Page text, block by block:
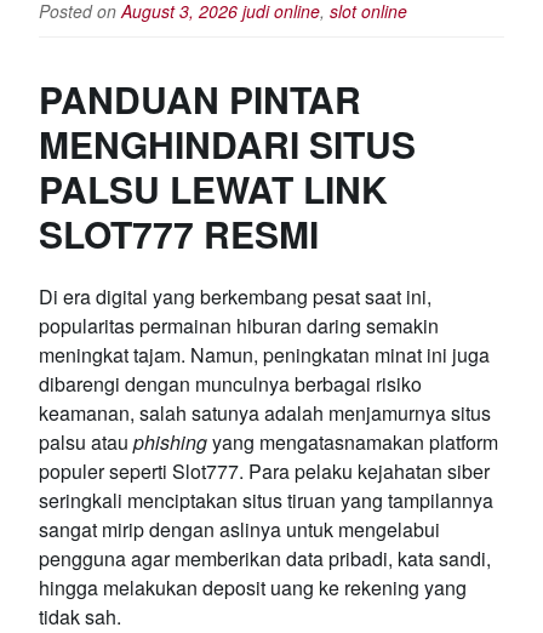
Posted on August 3, 2026 judi online, slot online
PANDUAN PINTAR
MENGHINDARI SITUS
PALSU LEWAT LINK
SLOT777 RESMI
Di era digital yang berkembang pesat saat ini,
popularitas permainan hiburan daring semakin
meningkat tajam. Namun, peningkatan minat ini juga
dibarengi dengan munculnya berbagai risiko
keamanan, salah satunya adalah menjamurnya situs
palsu atau phishingyang mengatasnamakan platform
populer seperti Slot777. Para pelaku kejahatan siber
seringkali menciptakan situs tiruan yang tampilannya
sangat mirip dengan aslinya untuk mengelabui
pengguna agar memberikan data pribadi, kata sandi,
hingga melakukan deposit uang ke rekening yang
tidak sah.